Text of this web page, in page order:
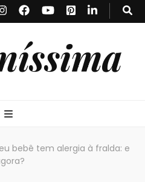
bebê tem alergia à fralda: e